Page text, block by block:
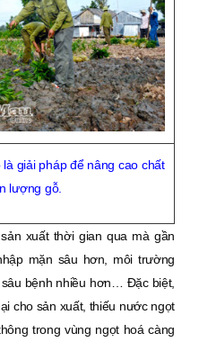
giải pháp để nâng cao chất
lượng gỗ.
xuất thời gian qua mà gần
mặn sâu hơn, môi trường
bệnh nhiều hơn… Ðặc biệt,
cho sản xuất, thiếu nước ngọt
trong vùng ngọt hoá càng